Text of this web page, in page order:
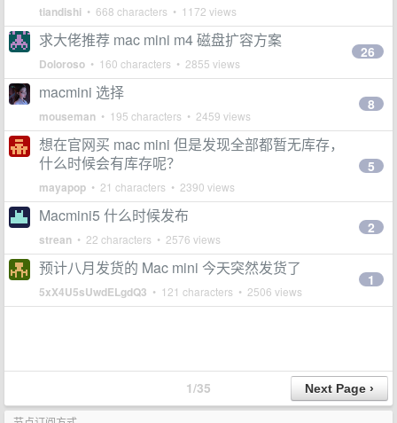
tiandishi • 668 characters • 1172 views
求大佬推荐 mac mini m4 磁盘扩容方案
Doloroso • 160 characters • 2855 views
26
macmini 选择
mouseman • 195 characters • 2459 views
8
想在官网买 mac mini 但是发现全部都暂无库存，
什么时候会有库存呢？
mayapop • 21 characters • 2390 views
5
Macmini5 什么时候发布
strean • 22 characters • 2576 views
2
预计八月发货的 Mac mini 今天突然发货了
5xX4U5sUwdELgdQ3 • 121 characters • 2506 views
1
1/35